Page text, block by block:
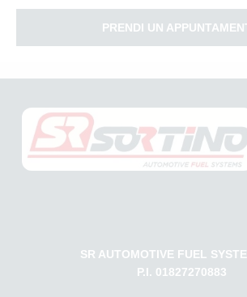
PRENDI UN
SR AUTOMOTIVE FUEL
P.I. 01827270883